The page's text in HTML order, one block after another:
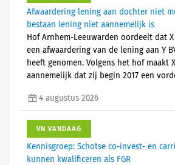
Afwaardering lening aan dochter niet
bestaan lening niet aannemelijk is
Hof Arnhem-Leeuwarden oordeelt dat
een afwaardering van de lening aan Y
heeft genomen. Volgens het hof maakt
aannemelijk dat zij begin 2017 een
4 augustus 2026
VN VANDAAG
Kennisgroep: Schotse co-invest- en
kunnen kwalificeren als FGR